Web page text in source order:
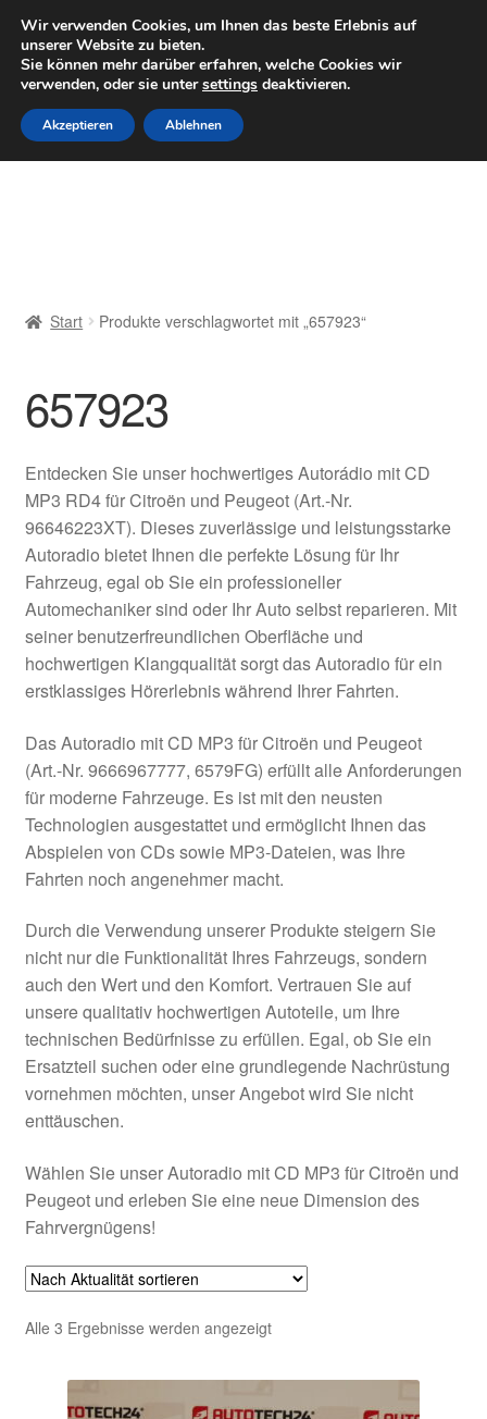
LIEFERUNG ab 6 EUR
Mo–Fr 9–16 Uhr · 0175 7465658
Zur
Navigation
springen
Zum
Inhalt
springen
Datenschutz-Bestimmungen
Impressum
Kasse
Kontakt
Lieferung
Mein Konto
Über uns
Warenkorb
Weltweiter Versand
Zahlungen
Start Produkte verschlagwortet mit „657923“
657923
Entdecken Sie unser hochwertiges Autorádio mit CD
MP3 RD4 für Citroën und Peugeot (Art.-Nr.
96646223XT). Dieses zuverlässige und leistungsstarke
Autoradio bietet Ihnen die perfekte Lösung für Ihr
Fahrzeug, egal ob Sie ein professioneller
Automechaniker sind oder Ihr Auto selbst reparieren. Mit
seiner benutzerfreundlichen Oberfläche und
hochwertigen Klangqualität sorgt das Autoradio für ein
erstklassiges Hörerlebnis während Ihrer Fahrten.
Das Autoradio mit CD MP3 für Citroën und Peugeot
(Art.-Nr. 9666967777, 6579FG) erfüllt alle Anforderungen
für moderne Fahrzeuge. Es ist mit den neusten
Technologien ausgestattet und ermöglicht Ihnen das
Abspielen von CDs sowie MP3-Dateien, was Ihre
Fahrten noch angenehmer macht.
Durch die Verwendung unserer Produkte steigern Sie
nicht nur die Funktionalität Ihres Fahrzeugs, sondern
auch den Wert und den Komfort. Vertrauen Sie auf
unsere qualitativ hochwertigen Autoteile, um Ihre
technischen Bedürfnisse zu erfüllen. Egal, ob Sie ein
Ersatzteil suchen oder eine grundlegende Nachrüstung
vornehmen möchten, unser Angebot wird Sie nicht
enttäuschen.
Wählen Sie unser Autoradio mit CD MP3 für Citroën und
Peugeot und erleben Sie eine neue Dimension des
Fahrvergnügens!
Alle 3 Ergebnisse werden angezeigtNach
sortiert
Wir verwenden Cookies, um Ihnen das beste Erlebnis auf
unserer Website zu bieten.
Sie können mehr darüber erfahren, welche Cookies wir
verwenden, oder sie untersettings deaktivieren.
Akzeptieren Ablehnen